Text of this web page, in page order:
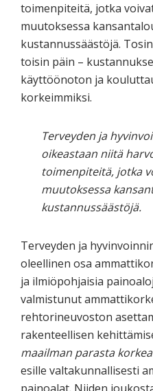
toimenpiteitä, jotka
muutoksessa
kustannussäästöjä.
toisin päin –
käyttöönoton ja
korkeimmiksi.
Terveyden ja
oikeastaan niitä
toimenpiteitä, jotka
muutoksessa
kustannussäästöjä.
Terveyden ja
oleellinen osa
ja ilmiöpohjaisia
valmistunut
rehtorineuvoston
rakenteellisen
maailman parasta
esille valtakunnallisesti